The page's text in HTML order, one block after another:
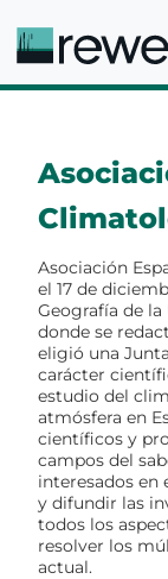
Asociación
el 17 de
Geografía de
donde se
eligió una
carácter
estudio del
atmósfera en
científicos y
campos del
interesados en
y difundir las
todos los
resolver los
actual.